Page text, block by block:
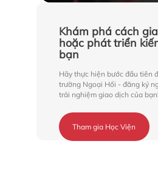
Khám phá cách
hoặc phát triển
bạn
Hãy thực hiện bước đầu tiên
trường Ngoại Hối - đăng ký
trải nghiệm giao dịch của bạn!
Tham gia Học Viện